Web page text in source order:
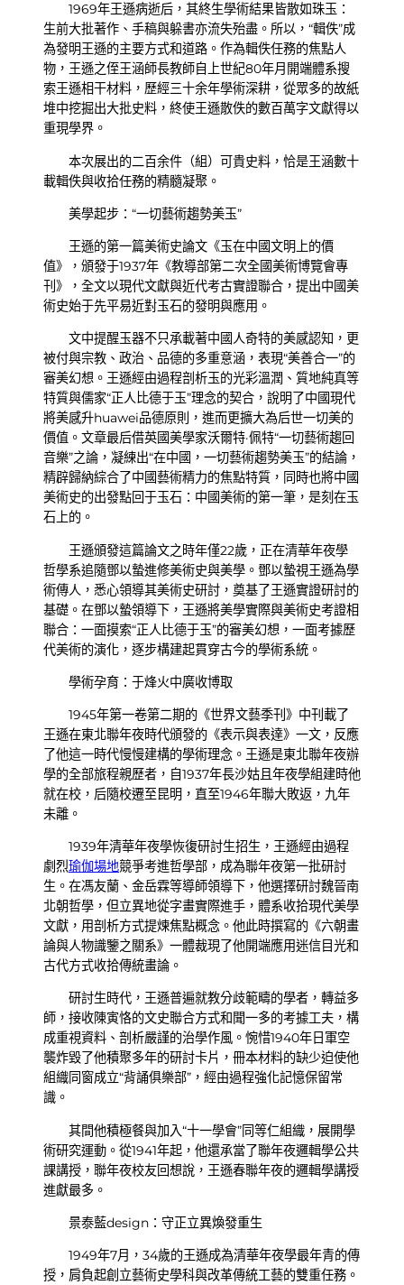
1969年王遜病逝后，其終生學術結果皆散如珠玉：
生前大批著作、手稿與躲書亦流失殆盡。所以，“輯佚”成
為發明王遜的主要方式和道路。作為輯佚任務的焦點人
物，王遜之侄王涵師長教師自上世紀80年月開端體系搜
索王遜相干材料，歷經三十余年學術深耕，從眾多的故紙
堆中挖掘出大批史料，終使王遜散佚的數百萬字文獻得以
重現學界。
本次展出的二百余件（組）可貴史料，恰是王涵數十
載輯佚與收拾任務的精髓凝聚。
美學起步：“一切藝術趨勢美玉”
王遜的第一篇美術史論文《玉在中國文明上的價
值》，頒發于1937年《教導部第二次全國美術博覽會專
刊》，全文以現代文獻與近代考古實證聯合，提出中國美
術史始于先平易近對玉石的發明與應用。
文中提醒玉器不只承載著中國人奇特的美感認知，更
被付與宗教、政治、品德的多重意涵，表現“美善合一”的
審美幻想。王遜經由過程剖析玉的光彩溫潤、質地純真等
特質與儒家“正人比德于玉”理念的契合，說明了中國現代
將美感升huawei品德原則，進而更擴大為后世一切美的
價值。文章最后借英國美學家沃爾特·佩特“一切藝術趨回
音樂”之論，凝練出“在中國，一切藝術趨勢美玉”的結論，
精辟歸納綜合了中國藝術精力的焦點特質，同時也將中國
美術史的出發點回于玉石：中國美術的第一筆，是刻在玉
石上的。
王遜頒發這篇論文之時年僅22歲，正在清華年夜學
哲學系追隨鄧以蟄進修美術史與美學。鄧以蟄視王遜為學
術傳人，悉心領導其美術史研討，奠基了王遜實證研討的
基礎。在鄧以蟄領導下，王遜將美學實際與美術史考證相
聯合：一面摸索“正人比德于玉”的審美幻想，一面考據歷
代美術的演化，逐步構建起貫穿古今的學術系統。
學術孕育：于烽火中廣收博取
1945年第一卷第二期的《世界文藝季刊》中刊載了
王遜在東北聯年夜時代頒發的《表示與表達》一文，反應
了他這一時代慢慢建構的學術理念。王遜是東北聯年夜辦
學的全部旅程親歷者，自1937年長沙姑且年夜學組建時他
就在校，后隨校遷至昆明，直至1946年聯大敗返，九年
未離。
1939年清華年夜學恢復研討生招生，王遜經由過程
劇烈瑜伽場地競爭考進哲學部，成為聯年夜第一批研討
生。在馮友蘭、金岳霖等導師領導下，他選擇研討魏晉南
北朝哲學，但立異地從字畫實際進手，體系收拾現代美學
文獻，用剖析方式提煉焦點概念。他此時撰寫的《六朝畫
論與人物識鑒之關系》一體裁現了他開端應用迷信目光和
古代方式收拾傳統畫論。
研討生時代，王遜普遍就教分歧範疇的學者，轉益多
師，接收陳寅恪的文史聯合方式和聞一多的考據工夫，構
成重視資料、剖析嚴謹的治學作風。惋惜1940年日軍空
襲炸毀了他積聚多年的研討卡片，冊本材料的缺少迫使他
組織同窗成立“背誦俱樂部”，經由過程強化記憶保留常
識。
其間他積極餐與加入“十一學會”同等仁組織，展開學
術研究運動。從1941年起，他還承當了聯年夜邏輯學公共
課講授，聯年夜校友回想說，王遜春聯年夜的邏輯學講授
進獻最多。
景泰藍design：守正立異煥發重生
1949年7月，34歲的王遜成為清華年夜學最年青的傳
授，肩負起創立藝術史學科與改革傳統工藝的雙重任務。